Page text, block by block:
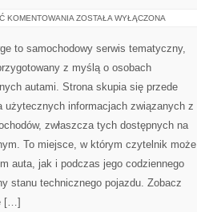
KOMENTOWANIA ZIELONA
ZOSTAŁA WYŁĄCZONA
to samochodowy serwis tematyczny,
z myślą o osobach
autami. Strona skupia się przede
użytecznych informacjach związanych z
zwłaszcza tych dostępnych na
To miejsce, w którym czytelnik może
auta, jak i podczas jego codziennego
stanu technicznego pojazdu. Zobacz
[…]